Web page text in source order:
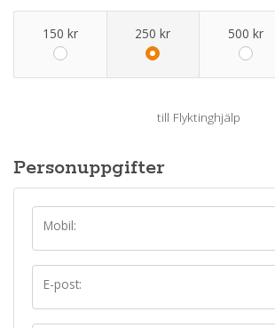
150 kr 250 kr 500 kr
till Flyktinghjälp
Personuppgifter
Mobil:
E-post: